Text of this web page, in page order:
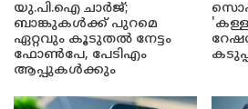
യു.പി.ഐ ചാർജ്;
ബാങ്കുകൾക്ക് പുറമെ
ഏറ്റവും കൂടുതൽ നേട്ടം
ഫോൺപേ, പേടിഎം
ആപ്പുകൾക്കും